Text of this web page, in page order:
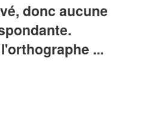
donc aucune
...